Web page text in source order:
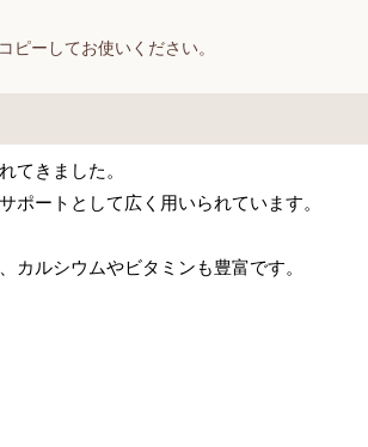
ピーしてお使いください。
てきました。
ポートとして広く用いられています。
カルシウムやビタミンも豊富です。